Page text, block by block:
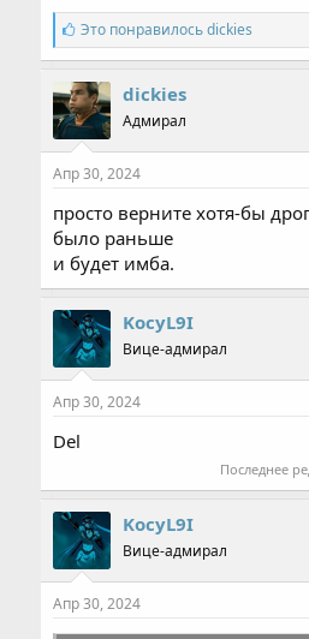
С
и
м
п
а
т
и
:
Это понравилосьdickies
dickies
Адмирал
Апр 30, 2024
просто верните хотя-бы
было раньше
и будет имба.
KocyL9I
Вице-адмирал
Апр 30, 2024
Del
Последнее
KocyL9I
Вице-адмирал
Апр 30, 2024